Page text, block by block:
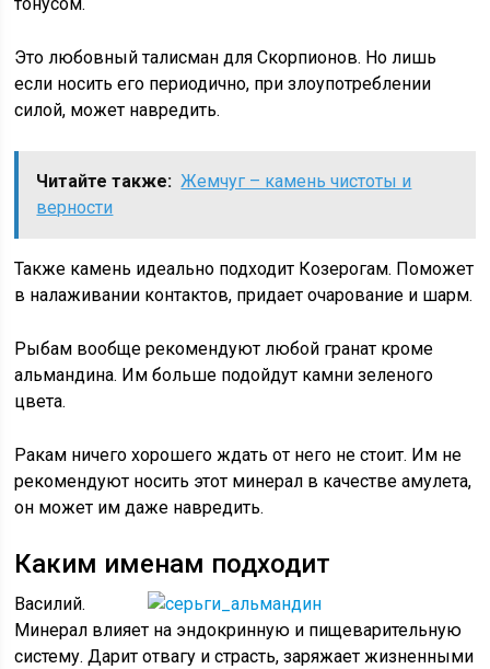
Это любовный талисман для Скорпионов. Но лишь
если носить его периодично, при злоупотреблении
силой, может навредить.
Читайте также: Жемчуг – камень чистоты и
верности
Также камень идеально подходит Козерогам. Поможет
в налаживании контактов, придает очарование и шарм.
Рыбам вообще рекомендуют любой гранат кроме
альмандина. Им больше подойдут камни зеленого
цвета.
Ракам ничего хорошего ждать от него не стоит. Им не
рекомендуют носить этот минерал в качестве амулета,
он может им даже навредить.
Каким именам подходит
Василий.
Минерал влияет на эндокринную и пищеварительную
систему. Дарит отвагу и страсть, заряжает жизненными